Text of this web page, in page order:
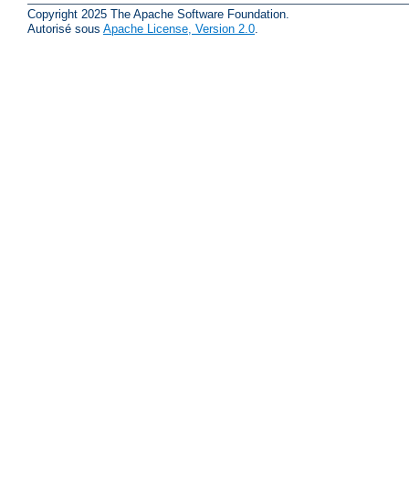
Copyright 2025 The Apache Software Foundation.
Autorisé sous Apache License, Version 2.0